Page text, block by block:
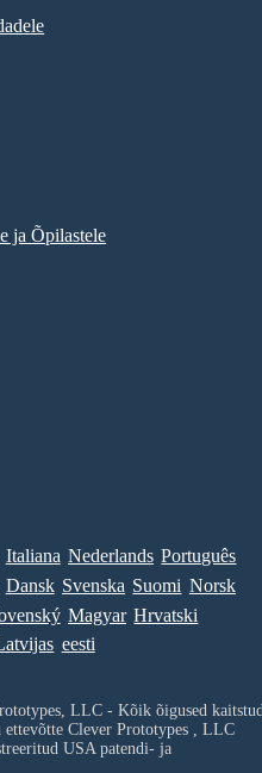
ja Õpilastele
Italiana Nederlands Português
Dansk Svenska Suomi Norsk
Magyar Hrvatski
eesti
LLC - Kõik õigused
ettevõtte Clever Prototypes , LLC
USA patendi- ja